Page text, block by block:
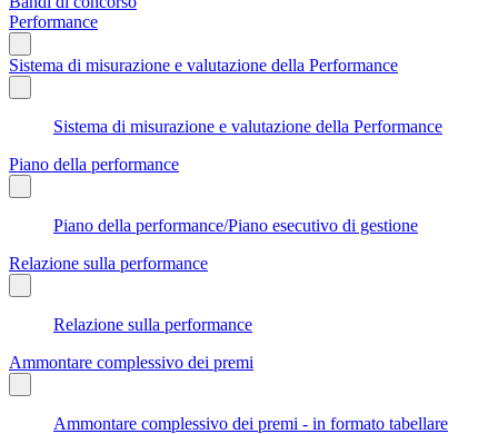
Performance
Sistema di misurazione e valutazione della Performance
Sistema di misurazione e valutazione della Performance
Piano della performance
Piano della performance/Piano esecutivo di gestione
Relazione sulla performance
Relazione sulla performance
Ammontare complessivo dei premi
Ammontare complessivo dei premi - in formato tabellare